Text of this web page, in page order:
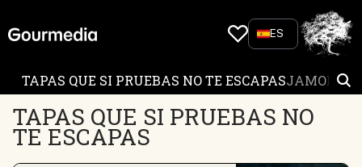
content
ES
TAPAS QUE SI PRUEBAS NO TE ESCAPASJAMONES
TAPAS QUE SI PRUEBAS NO
TE ESCAPAS